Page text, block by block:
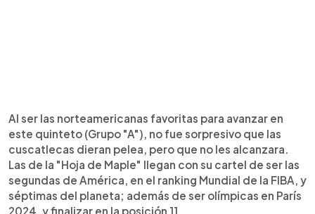
Al ser las norteamericanas favoritas para avanzar en
este quinteto (Grupo "A"), no fue sorpresivo que las
cuscatlecas dieran pelea, pero que no les alcanzara.
Las de la "Hoja de Maple" llegan con su cartel de ser las
segundas de América, en el ranking Mundial de la FIBA, y
séptimas del planeta; además de ser olímpicas en París
2024, y finalizar en la posición 11.